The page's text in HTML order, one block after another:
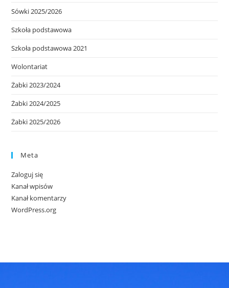
Sówki 2025/2026
Szkoła podstawowa
Szkoła podstawowa 2021
Wolontariat
Żabki 2023/2024
Żabki 2024/2025
Żabki 2025/2026
Meta
Zaloguj się
Kanał wpisów
Kanał komentarzy
WordPress.org